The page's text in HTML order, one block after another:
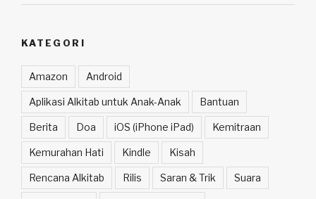
KATEGORI
Amazon Android
Aplikasi Alkitab untuk Anak-Anak Bantuan
Berita Doa iOS (iPhone iPad) Kemitraan
Kemurahan Hati Kindle Kisah
Rencana Alkitab Rilis Saran & Trik Suara